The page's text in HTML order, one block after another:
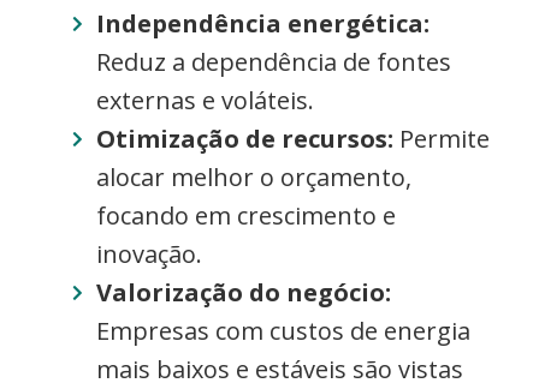
Independência energética:
Reduz a dependência de fontes
externas e voláteis.
Otimização de recursos: Permite
alocar melhor o orçamento,
focando em crescimento e
inovação.
Valorização do negócio:
Empresas com custos de energia
mais baixos e estáveis são vistas